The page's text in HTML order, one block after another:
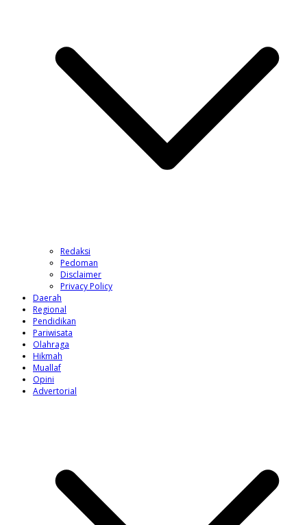
Redaksi
Pedoman
Disclaimer
Privacy Policy
Daerah
Regional
Pendidikan
Pariwisata
Olahraga
Hikmah
Muallaf
Opini
Advertorial